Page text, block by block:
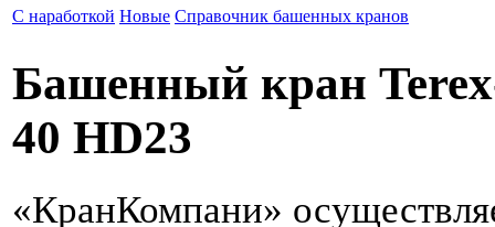
С наработкой Новые Справочник башенных кранов
Башенный кран
40 HD23
«КранКомпани»